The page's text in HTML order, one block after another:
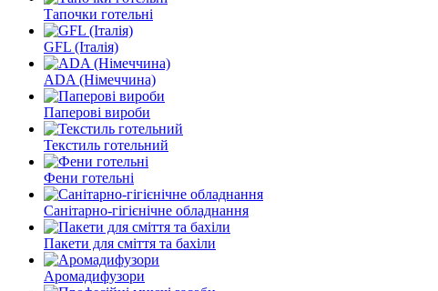
Тапочки готельні
GFL (Італія)
ADA (Німеччина)
Паперові вироби
Текстиль готельний
Фени готельні
Санітарно-гігієнічне обладнання
Пакети для сміття та бахіли
Аромадифузори